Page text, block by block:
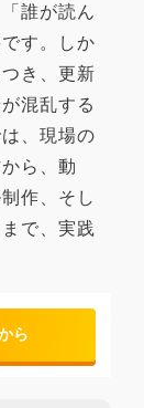
誰が読ん
す。しか
き、更新
混乱する
、現場の
ら、動
作、そし
で、実践
ら